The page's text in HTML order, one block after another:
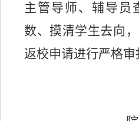
主管导师、 辅导员
数、 摸清学生去向
返校申请进行严格审
研